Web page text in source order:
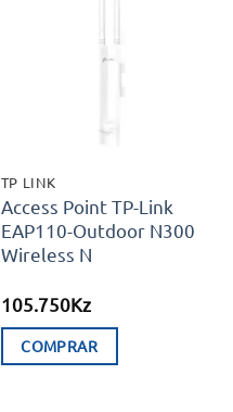
TP LINK
Access Point TP-Link
EAP110-Outdoor N300
Wireless N
105.750Kz
COMPRAR